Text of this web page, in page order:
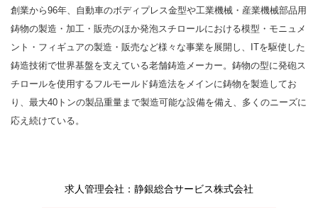
創業から96年、自動車のボディプレス金型や工業機械・産業機械部品用
鋳物の製造・加工・販売のほか発泡スチロールにおける模型・モニュメ
ント・フィギュアの製造・販売など様々な事業を展開し、ITを駆使した
鋳造技術で世界基盤を支えている老舗鋳造メーカー。鋳物の型に発砲ス
チロールを使用するフルモールド鋳造法をメインに鋳物を製造してお
り、最大40トンの製品重量まで製造可能な設備を備え、多くのニーズに
応え続けている。
求人管理会社：静銀総合サービス株式会社